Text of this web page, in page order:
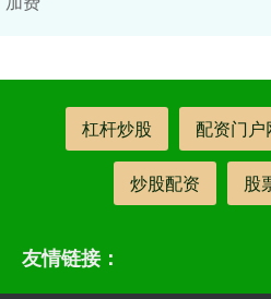
杠杆炒股 配资门户
炒股配资 股
友情链接：